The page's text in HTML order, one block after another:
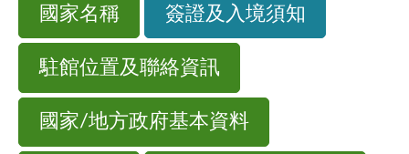
國家名稱 簽證及入境須知
駐館位置及聯絡資訊
國家/地方政府基本資料